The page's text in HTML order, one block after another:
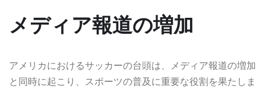
メディア報道の増加
アメリカにおけるサッカーの台頭は、メディア報道の増加
と同時に起こり、スポーツの普及に重要な役割を果たしま